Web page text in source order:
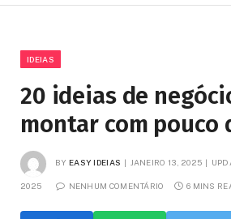
IDEIAS
20 ideias de
montar com pouco
BY EASY IDEIAS JANEIRO 13, 2025
2025 NENHUM COMENTÁRIO 6 MINS